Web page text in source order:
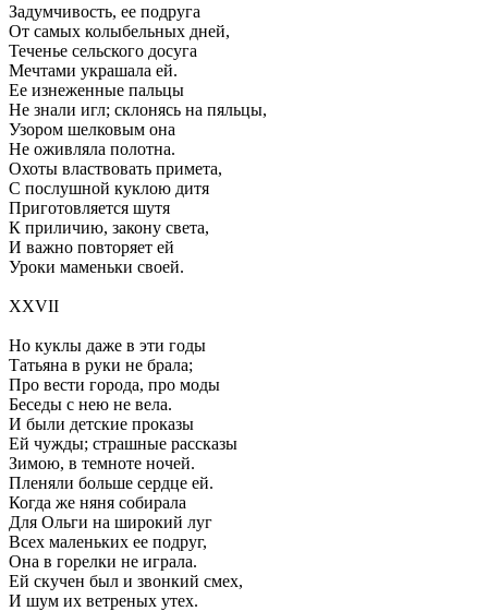
Задумчивость, ее подруга
От самых колыбельных дней,
Теченье сельского досуга
Мечтами украшала ей.
Ее изнеженные пальцы
Не знали игл; склонясь на пяльцы,
Узором шелковым она
Не оживляла полотна.
Охоты властвовать примета,
С послушной куклою дитя
Приготовляется шутя
К приличию, закону света,
И важно повторяет ей
Уроки маменьки своей.
XXVII
Но куклы даже в эти годы
Татьяна в руки не брала;
Про вести города, про моды
Беседы с нею не вела.
И были детские проказы
Ей чужды; страшные рассказы
Зимою, в темноте ночей.
Пленяли больше сердце ей.
Когда же няня собирала
Для Ольги на широкий луг
Всех маленьких ее подруг,
Она в горелки не играла.
Ей скучен был и звонкий смех,
И шум их ветреных утех.